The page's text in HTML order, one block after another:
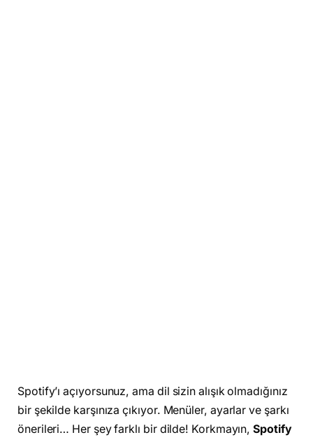
Spotify’ı açıyorsunuz, ama dil sizin alışık olmadığınız
bir şekilde karşınıza çıkıyor. Menüler, ayarlar ve şarkı
önerileri… Her şey farklı bir dilde! Korkmayın,Spotify